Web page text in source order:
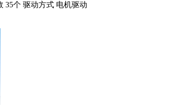
35个 驱动方式 电机驱动